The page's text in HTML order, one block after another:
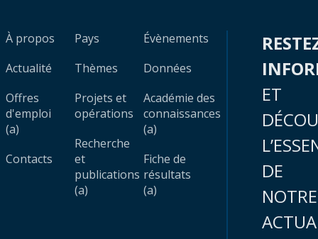
À propos
Actualité
Offres
d'emploi
(a)
Contacts
Pays
Thèmes
Projets et
opérations
Recherche
et
publications
(a)
Évènements
Données
Académie des
connaissances
(a)
Fiche de
résultats
(a)
ET
DE
NOTRE